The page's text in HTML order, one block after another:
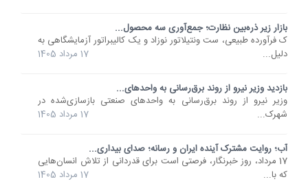
بازار زیر ذره‌بین نظارت؛ جمع‌آوری سه محصول...
ک فرآورده طبیعی، ست ونتیلاتور نوزاد و یک کالیبراتور آزمایشگاهی به
دلیل...
17 مرداد 1405
بازدید وزیر نیرو از روند برق‌رسانی به واحدهای...
وزیر نیرو از روند برق‌رسانی به واحدهای صنعتی بازسازی‌شده در
شهرک...
17 مرداد 1405
آب؛ روایت مشترک آینده ایران و رسانه؛ صدای بیداری...
17 مرداد، روز خبرنگار، فرصتی است برای قدردانی از تلاش انسان‌هایی
که با...
17 مرداد 1405